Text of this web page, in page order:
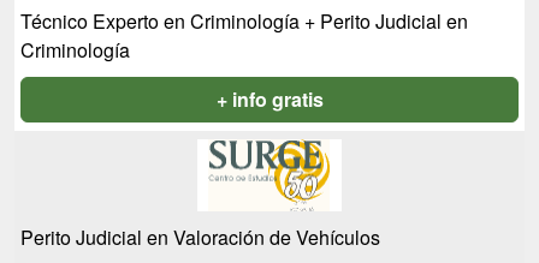
Técnico Experto en Criminología + Perito Judicial en
Criminología
+ info gratis
Perito Judicial en Valoración de Vehículos